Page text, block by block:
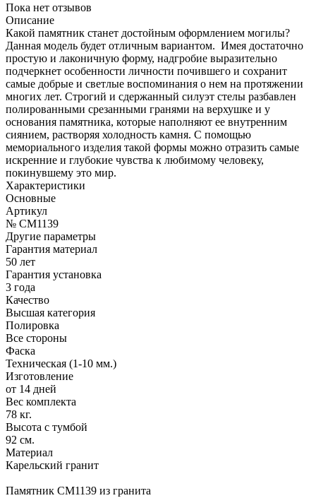
Пока нет отзывов
Описание
Какой памятник станет достойным оформлением могилы?
Данная модель будет отличным вариантом. Имея достаточно
простую и лаконичную форму, надгробие выразительно
подчеркнет особенности личности почившего и сохранит
самые добрые и светлые воспоминания о нем на протяжении
многих лет. Строгий и сдержанный силуэт стелы разбавлен
полированными срезанными гранями на верхушке и у
основания памятника, которые наполняют ее внутренним
сиянием, растворяя холодность камня. С помощью
мемориального изделия такой формы можно отразить самые
искренние и глубокие чувства к любимому человеку,
покинувшему это мир.
Характеристики
Основные
Артикул
№ CM1139
Другие параметры
Гарантия материал
50 лет
Гарантия установка
3 года
Качество
Высшая категория
Полировка
Все стороны
Фаска
Техническая (1-10 мм.)
Изготовление
от 14 дней
Вес комплекта
78 кг.
Высота с тумбой
92 см.
Материал
Карельский гранит
Памятник CM1139 из гранита